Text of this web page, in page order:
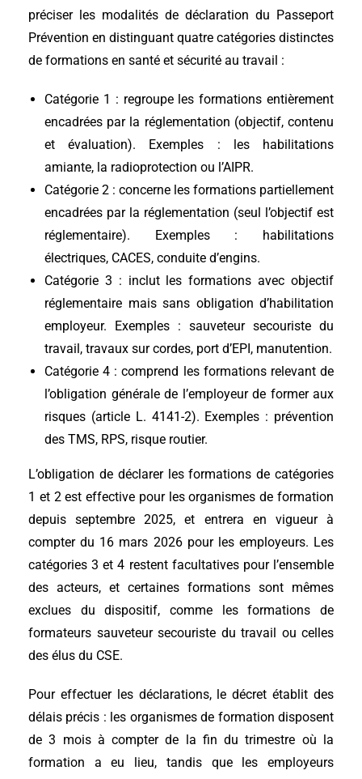
préciser les modalités de déclaration du Passeport
Prévention en distinguant quatre catégories distinctes
de formations en santé et sécurité au travail :
Catégorie 1 : regroupe les formations entièrement
encadrées par la réglementation (objectif, contenu
et évaluation). Exemples : les habilitations
amiante, la radioprotection ou l’AIPR.
Catégorie 2 : concerne les formations partiellement
encadrées par la réglementation (seul l’objectif est
réglementaire). Exemples : habilitations
électriques, CACES, conduite d’engins.
Catégorie 3 : inclut les formations avec objectif
réglementaire mais sans obligation d’habilitation
employeur. Exemples : sauveteur secouriste du
travail, travaux sur cordes, port d’EPI, manutention.
Catégorie 4 : comprend les formations relevant de
l’obligation générale de l’employeur de former aux
risques (article L. 4141-2). Exemples : prévention
des TMS, RPS, risque routier.
L’obligation de déclarer les formations de catégories
1 et 2 est effective pour les organismes de formation
depuis septembre 2025, et entrera en vigueur à
compter du 16 mars 2026 pour les employeurs. Les
catégories 3 et 4 restent facultatives pour l’ensemble
des acteurs, et certaines formations sont mêmes
exclues du dispositif, comme les formations de
formateurs sauveteur secouriste du travail ou celles
des élus du CSE.
Pour effectuer les déclarations, le décret établit des
délais précis : les organismes de formation disposent
de 3 mois à compter de la fin du trimestre où la
formation a eu lieu, tandis que les employeurs